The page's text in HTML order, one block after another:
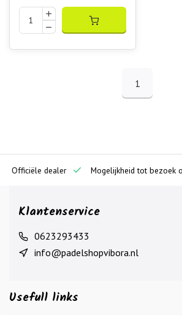
1
dealer Mogelijkheid tot bezoek op
Klantenservice
0623293433
info@padelshopvibora.nl
Usefull links